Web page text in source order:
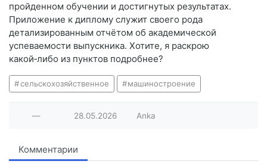
пройденном обучении и достигнутых результатах.
Приложение к диплому служит своего рода
детализированным отчётом об академической
успеваемости выпускника. Хотите, я раскрою
какой‑либо из пунктов подробнее?
сельскохозяйственное машиностроение
— 28.05.2026 Anka
Комментарии